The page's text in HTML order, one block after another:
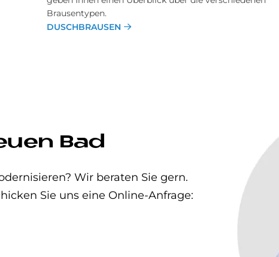
Brausentypen.
DUSCHBRAUSEN
Bad
Wir beraten Sie gern.
Sie uns eine Online-Anfrage: